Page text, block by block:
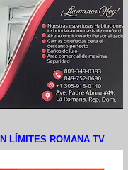
LÍMITES ROMANA TV